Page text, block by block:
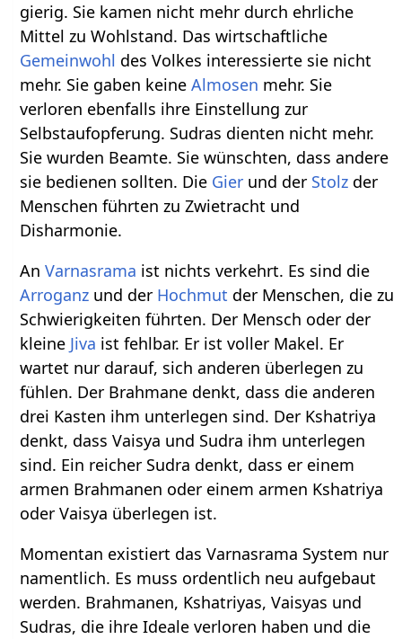
gierig. Sie kamen nicht mehr durch ehrliche
Mittel zu Wohlstand. Das wirtschaftliche
Gemeinwohl des Volkes interessierte sie nicht
mehr. Sie gaben keineAlmosen mehr. Sie
verloren ebenfalls ihre Einstellung zur
Selbstaufopferung. Sudras dienten nicht mehr.
Sie wurden Beamte. Sie wünschten, dass andere
sie bedienen sollten. Die Gier und der Stolz der
Menschen führten zu Zwietracht und
Disharmonie.
AnVarnasrama ist nichts verkehrt. Es sind die
Arroganz und der Hochmut der Menschen, die zu
Schwierigkeiten führten. Der Mensch oder der
kleine Jiva ist fehlbar. Er ist voller Makel. Er
wartet nur darauf, sich anderen überlegen zu
fühlen. Der Brahmane denkt, dass die anderen
drei Kasten ihm unterlegen sind. Der Kshatriya
denkt, dass Vaisya und Sudra ihm unterlegen
sind. Ein reicher Sudra denkt, dass er einem
armen Brahmanen oder einem armen Kshatriya
oder Vaisya überlegen ist.
Momentan existiert das Varnasrama System nur
namentlich. Es muss ordentlich neu aufgebaut
werden. Brahmanen, Kshatriyas, Vaisyas und
Sudras, die ihre Ideale verloren haben und die